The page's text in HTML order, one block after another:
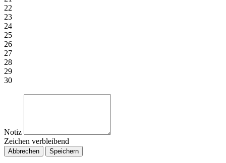
22
23
24
25
26
27
28
29
30
Notiz
Zeichen verbleibend
Abbrechen Speichern